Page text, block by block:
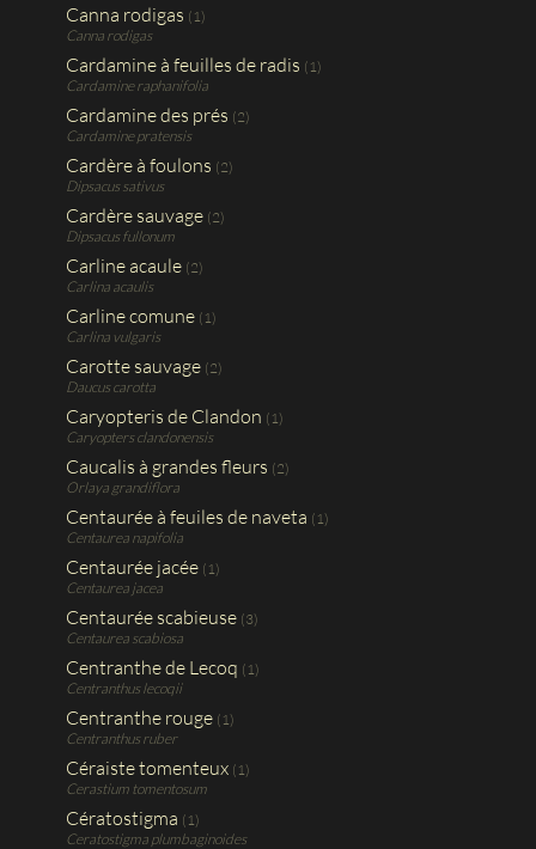
Canna rodigas (1)
Canna rodigas
Cardamine à feuilles de radis (1)
Cardamine raphanifolia
Cardamine des prés (2)
Cardamine pratensis
Cardère à foulons (2)
Dipsacus sativus
Cardère sauvage (2)
Dipsacus fullonum
Carline acaule (2)
Carlina acaulis
Carline comune (1)
Carlina vulgaris
Carotte sauvage (2)
Daucus carotta
Caryopteris de Clandon (1)
Caryopters clandonensis
Caucalis à grandes fleurs (2)
Orlaya grandiflora
Centaurée à feuiles de naveta (1)
Centaurea napifolia
Centaurée jacée (1)
Centaurea jacea
Centaurée scabieuse (3)
Centaurea scabiosa
Centranthe de Lecoq (1)
Centranthus lecoqii
Centranthe rouge (1)
Centranthus ruber
Céraiste tomenteux (1)
Cerastium tomentosum
Cératostigma (1)
Ceratostigma plumbaginoides